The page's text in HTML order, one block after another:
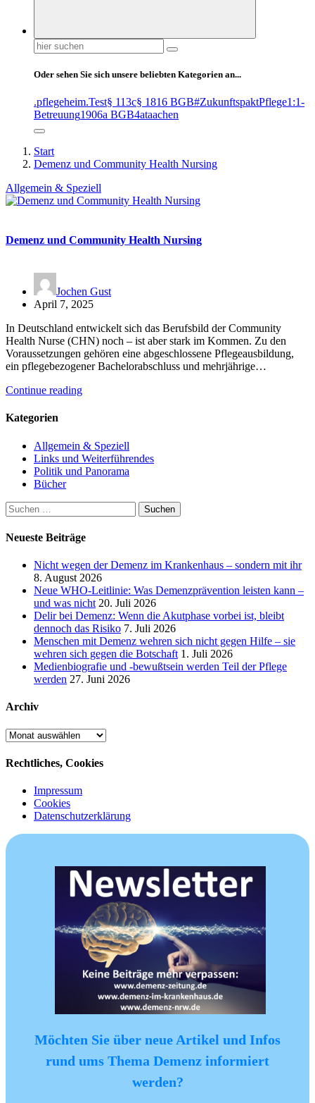
Suchen
nach:
Oder sehen Sie sich unsere beliebten Kategorien an...
.pflegeheim.Test§ 113c§ 1816 BGB#ZukunftspaktPflege1:1-
Betreuung1906a BGB4ataachen
Start
Demenz und Community Health Nursing
Allgemein & Speziell
Demenz und Community Health Nursing
Jochen Gust
April 7, 2025
In Deutschland entwickelt sich das Berufsbild der Community
Health Nurse (CHN) noch – ist aber stark im Kommen. Zu den
Voraussetzungen gehören eine abgeschlossene Pflegeausbildung,
ein pflegebezogener Bachelorabschluss und mehrjährige…
Continue reading
Kategorien
Allgemein & Speziell
Links und Weiterführendes
Politik und Panorama
Bücher
Suchen
nach:
Neueste Beiträge
Nicht wegen der Demenz im Krankenhaus – sondern mit ihr
8. August 2026
Neue WHO-Leitlinie: Was Demenzprävention leisten kann –
und was nicht 20. Juli 2026
Delir bei Demenz: Wenn die Akutphase vorbei ist, bleibt
dennoch das Risiko 7. Juli 2026
Menschen mit Demenz wehren sich nicht gegen Hilfe – sie
wehren sich gegen die Botschaft 1. Juli 2026
Medienbiografie und -bewußtsein werden Teil der Pflege
werden 27. Juni 2026
Archiv
Archiv
Rechtliches, Cookies
Impressum
Cookies
Datenschutzerklärung
Möchten Sie über neue Artikel und Infos
rund ums Thema Demenz informiert
werden?